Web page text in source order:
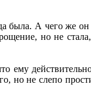
была. А чего же
но не
ему
но не слепо